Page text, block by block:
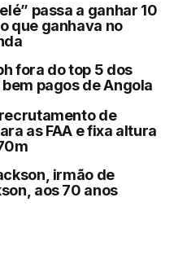
passa a ganhar 10
que ganhava no
fora do top 5 dos
pagos de Angola
de
as FAA e fixa altura
irmão de
aos 70 anos